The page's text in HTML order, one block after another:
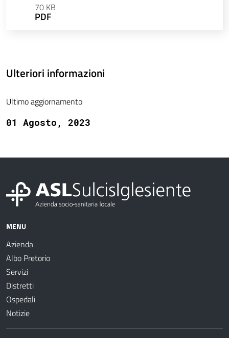
70 KB
PDF
Ulteriori informazioni
Ultimo aggiornamento
01 Agosto, 2023
MENU
Azienda
Albo Pretorio
Servizi
Distretti
Ospedali
Notizie